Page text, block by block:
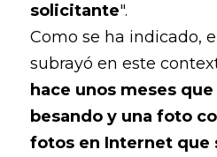
solicitante".
Como se ha indicado,
subrayó en este
hace unos meses
besando y una foto
fotos en Internet que